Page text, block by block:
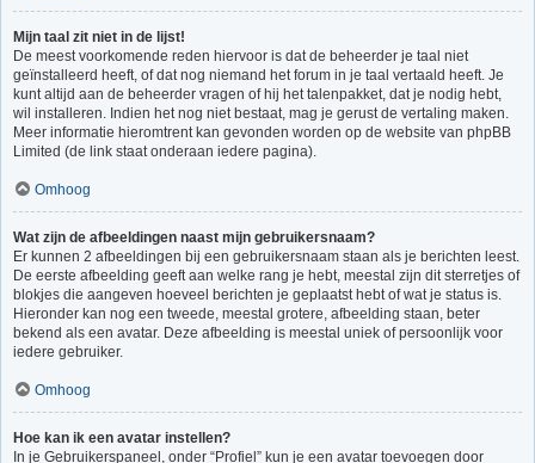
Mijn taal zit niet in de lijst!
De meest voorkomende reden hiervoor is dat de beheerder je taal niet
geïnstalleerd heeft, of dat nog niemand het forum in je taal vertaald heeft. Je
kunt altijd aan de beheerder vragen of hij het talenpakket, dat je nodig hebt,
wil installeren. Indien het nog niet bestaat, mag je gerust de vertaling maken.
Meer informatie hieromtrent kan gevonden worden op de website van phpBB
Limited (de link staat onderaan iedere pagina).
Omhoog
Wat zijn de afbeeldingen naast mijn gebruikersnaam?
Er kunnen 2 afbeeldingen bij een gebruikersnaam staan als je berichten leest.
De eerste afbeelding geeft aan welke rang je hebt, meestal zijn dit sterretjes of
blokjes die aangeven hoeveel berichten je geplaatst hebt of wat je status is.
Hieronder kan nog een tweede, meestal grotere, afbeelding staan, beter
bekend als een avatar. Deze afbeelding is meestal uniek of persoonlijk voor
iedere gebruiker.
Omhoog
Hoe kan ik een avatar instellen?
In je Gebruikerspaneel, onder “Profiel” kun je een avatar toevoegen door